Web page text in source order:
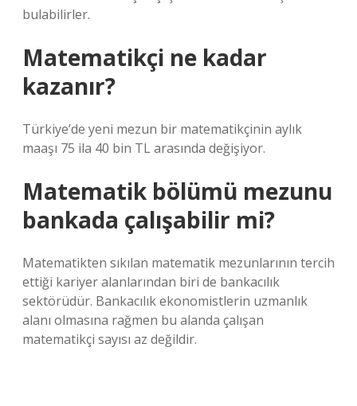
bulabilirler.
Matematikçi ne kadar
kazanır?
Türkiye’de yeni mezun bir matematikçinin aylık
maaşı 75 ila 40 bin TL arasında değişiyor.
Matematik bölümü mezunu
bankada çalışabilir mi?
Matematikten sıkılan matematik mezunlarının tercih
ettiği kariyer alanlarından biri de bankacılık
sektörüdür. Bankacılık ekonomistlerin uzmanlık
alanı olmasına rağmen bu alanda çalışan
matematikçi sayısı az değildir.